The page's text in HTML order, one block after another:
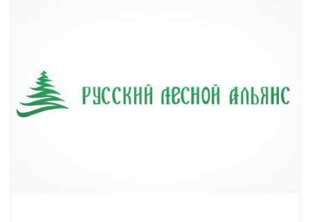
Смотреть проект